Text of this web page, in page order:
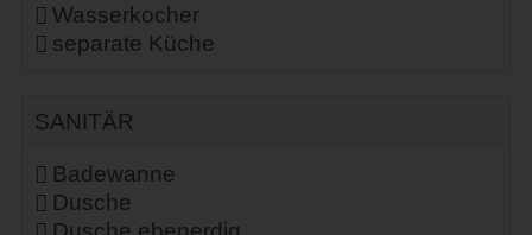
Wasserkocher
separate Küche
SANITÄR
Badewanne
Dusche